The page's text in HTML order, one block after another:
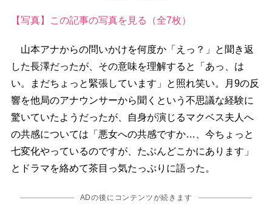
【写真】この記事の写真を見る（全7枚）
山本アナからの問いかけを何度か「えっ？」と聞き返
した長澤だったが、その意味を理解すると「あっ、は
い。まだちょっと緊張しています」と照れ笑い。月9の反
響を他局のアナウンサーから聞くという不思議な経験に
驚いていたようだったが、自身が演じるマクベス夫人へ
の共感については「悪女への共感ですか…、今ちょっと
七変化やっているのですが、たぶんどこかにあります」
とドラマを絡めて茶目っ気たっぷりに語った。
ADの後にコンテンツが続きます